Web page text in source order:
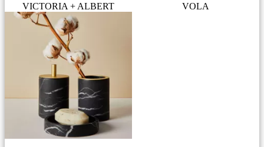
VICTORIA + ALBERT VOLA